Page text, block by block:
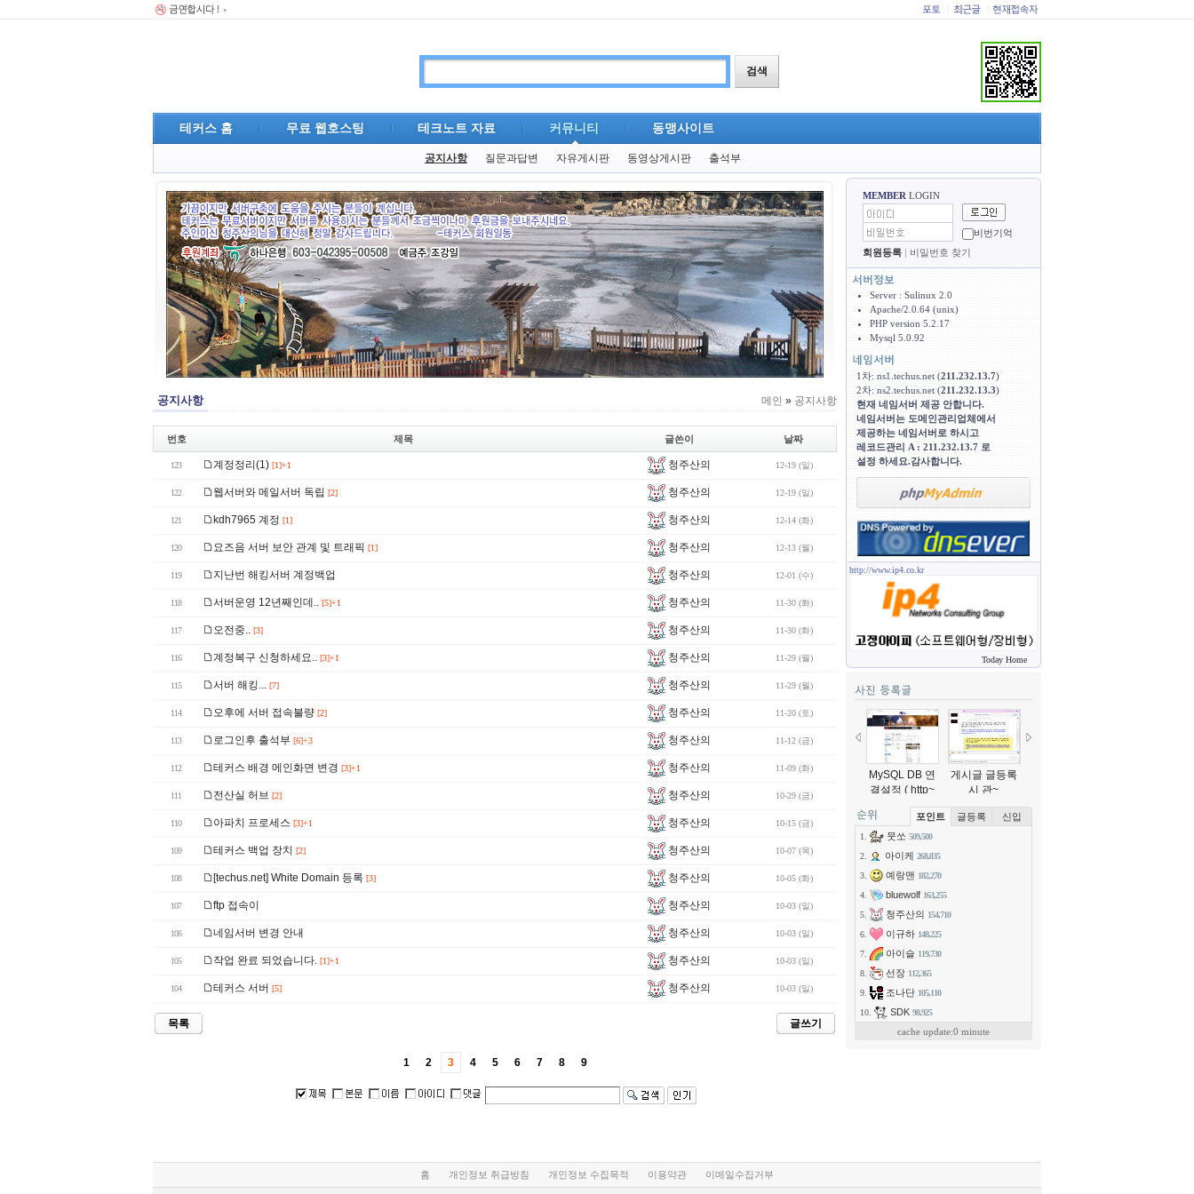
테커스 홈 무료 웹호스팅 테크노트 자료 커뮤니티 동맹사이트
공지사항 질문과답변 자유게시판 동영상게시판 출석부
MEMBER LOGIN
비번기억
회원등록 | 비밀번호 찾기
Server : Sulinux 2.0
Apache/2.0.64 (unix)
PHP version 5.2.17
Mysql 5.0.92
1차: ns1.techus.net (211.232.13.7)
2차: ns2.techus.net (211.232.13.3)
현재 네임서버 제공 안합니다.
네임서버는 도메인관리업체에서
제공하는 네임서버로 하시고
레코드관리 A : 211.232.13.7 로
설정 하세요.감사합니다.
http://www.ip4.co.kr
Today Home
MySQL DB 연
결설정 ( http~
게시글 글등록
시 관~
포인트 글등록 신입
1. 뭇쏘 509,500
2.
아이케 268,835
3.
예랑맨 182,270
4.
bluewolf 163,255
5.
청주산의 154,710
6.
이규하 148,225
7.
아이슬 119,730
8.
선장 112,365
9.
조나단 105,110
10.
SDK 98,925
cache update:0 minute
공지사항 메인 » 공지사항
번호 제목 글쓴이 날짜
123 계정정리(1) [1]+1 청주산의 12-19 (일)
122 웹서버와 메일서버 독립 [2] 청주산의 12-19 (일)
121 kdh7965 계정 [1] 청주산의 12-14 (화)
120 요즈음 서버 보안 관계 및 트래픽 [1] 청주산의 12-13 (월)
119 지난번 해킹서버 계정백업 청주산의 12-01 (수)
118 서버운영 12년째인데.. [5]+1 청주산의 11-30 (화)
117 오전중.. [3] 청주산의 11-30 (화)
116 계정복구 신청하세요.. [3]+1 청주산의 11-29 (월)
115 서버 해킹... [7] 청주산의 11-29 (월)
114 오후에 서버 접속불량 [2] 청주산의 11-20 (토)
113 로그인후 출석부 [6]+3 청주산의 11-12 (금)
112 테커스 배경 메인화면 변경 [3]+1 청주산의 11-09 (화)
111 전산실 허브 [2] 청주산의 10-29 (금)
110 아파치 프로세스 [3]+1 청주산의 10-15 (금)
109 테커스 백업 장치 [2] 청주산의 10-07 (목)
108 [techus.net] White Domain 등록 [3] 청주산의 10-05 (화)
107 ftp 접속이 청주산의 10-03 (일)
106 네임서버 변경 안내 청주산의 10-03 (일)
105 작업 완료 되었습니다. [1]+1 청주산의 10-03 (일)
104 테커스 서버 [5] 청주산의 10-03 (일)
목록 글쓰기
1 2 3 4 5 6 7 8 9
홈 개인정보 취급방침 개인정보 수집목적 이용약관 이메일수집거부